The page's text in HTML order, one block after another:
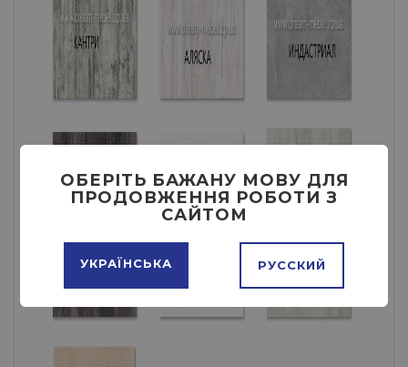
ОБЕРІТЬ БАЖАНУ МОВУ ДЛЯ
ПРОДОВЖЕННЯ РОБОТИ З
САЙТОМ
УКРАЇНСЬКА РУССКИЙ